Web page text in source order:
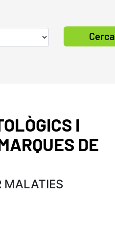
Cerca
I
DE
MALATIES